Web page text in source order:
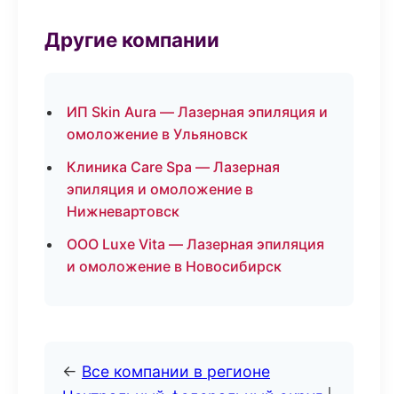
Другие компании
ИП Skin Aura — Лазерная эпиляция и
омоложение в Ульяновск
Клиника Care Spa — Лазерная
эпиляция и омоложение в
Нижневартовск
ООО Luxe Vita — Лазерная эпиляция
и омоложение в Новосибирск
← Все компании в регионе